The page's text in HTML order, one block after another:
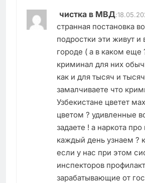
чистка в МВД:
странная постановка
подростки эти живут
городе ( а в каком еще
криминал для них
как и для тысяч и
замалчиваете что
Узбекистане цветет
цветом ? удивленные
задаете ! а наркота
каждый день узнаем ?
если у нас при этом
инспекторов
зарабатывающие от